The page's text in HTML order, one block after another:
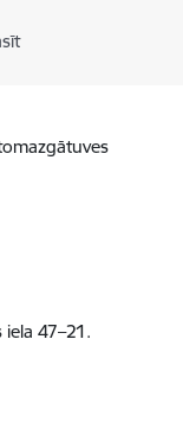
iela 47–21.